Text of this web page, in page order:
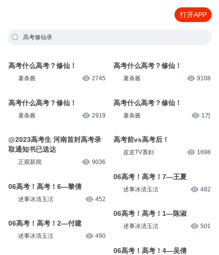
打开APP
高考修仙录
高考什么高考？修仙！
薯条酱 2745
高考什么高考？修仙！
薯条酱 2919
@2023高考生 河南首封高考录
取通知书已送达
正观新闻 9036
06高考！高考！6—黎倩
述事冰清玉洁 452
06高考！高考！2—付建
述事冰清玉洁 490
高考什么高考？修仙！
薯条酱 9108
高考什么高考？修仙！
薯条酱 1万
高考前vs高考后！
皮皮TV寡妇 1698
06高考！高考！7—王夏
述事冰清玉洁 482
06高考！高考！1—陈淑
述事冰清玉洁 501
06高考！高考！4—吴倩